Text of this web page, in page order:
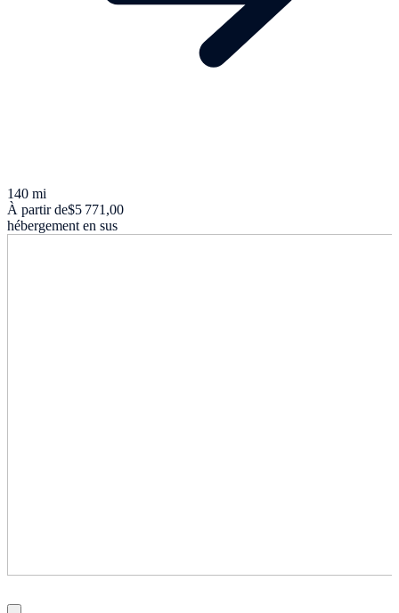
140 mi
À partir de$5 771,00
hébergement en sus